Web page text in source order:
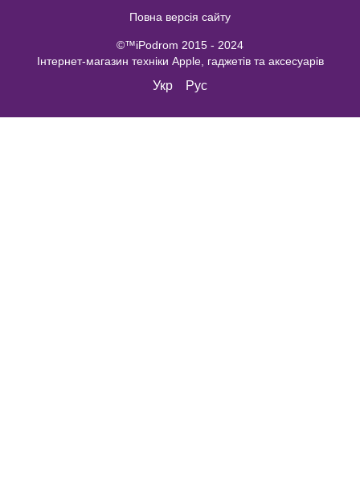
Повна версія сайту
©™iPodrom 2015 - 2024
Інтернет-магазин техніки Apple, гаджетів та аксесуарів
Укр Рус